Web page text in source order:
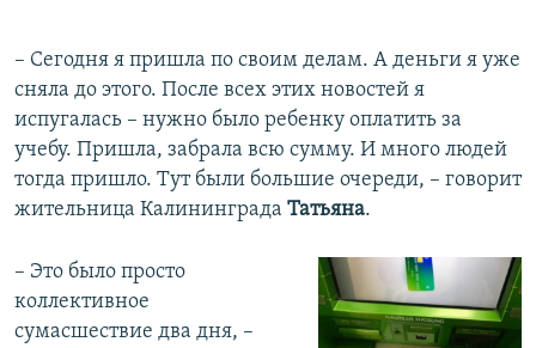
– Сегодня я пришла по своим делам. А деньги я уже
сняла до этого. После всех этих новостей я
испугалась – нужно было ребенку оплатить за
учебу. Пришла, забрала всю сумму. И много людей
тогда пришло. Тут были большие очереди, – говорит
жительница Калининграда Татьяна.
– Это было просто
коллективное
сумасшествие два дня, –